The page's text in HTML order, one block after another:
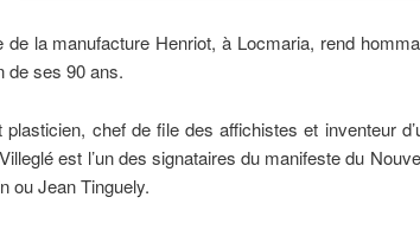
de la manufacture Henriot, à Locmaria, rend
de ses 90 ans.
plasticien, chef de file des affichistes et inventeur
est l’un des signataires du manifeste du
ou Jean Tinguely.